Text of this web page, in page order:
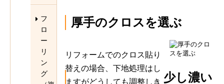
厚手のクロスを選ぶ
リフォームでのクロス貼り
替えの場合、下地処理はし
ますがどうしても調整しき 少し濃い
フ
ロ
ー
リ
ン
グ